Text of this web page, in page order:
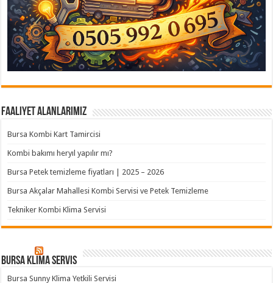
Faaliyet Alanlarımız
Bursa Kombi Kart Tamircisi
Kombi bakımı heryıl yapılır mı?
Bursa Petek temizleme fiyatları | 2025 – 2026
Bursa Akçalar Mahallesi Kombi Servisi ve Petek Temizleme
Tekniker Kombi Klima Servisi
Bursa klima servis
Bursa Sunny Klima Yetkili Servisi